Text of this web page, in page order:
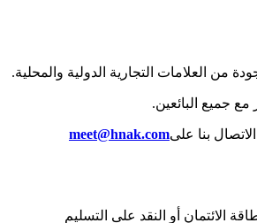
من العلامات التجارية الدولية والمحلية.
مع جميع البائعين.
بنا علىmeet@hnak.com
الائتمان أو النقد على التسليم